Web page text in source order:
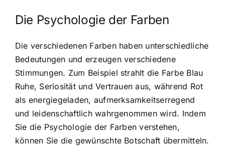
Die Psychologie der Farben
Die verschiedenen Farben haben unterschiedliche
Bedeutungen und erzeugen verschiedene
Stimmungen. Zum Beispiel strahlt die Farbe Blau
Ruhe, Seriosität und Vertrauen aus, während Rot
als energiegeladen, aufmerksamkeitserregend
und leidenschaftlich wahrgenommen wird. Indem
Sie die Psychologie der Farben verstehen,
können Sie die gewünschte Botschaft übermitteln.